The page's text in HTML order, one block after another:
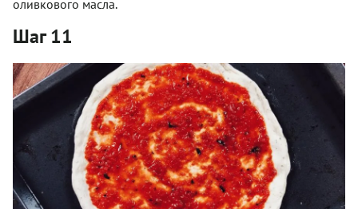
оливкового масла.
Шаг 11